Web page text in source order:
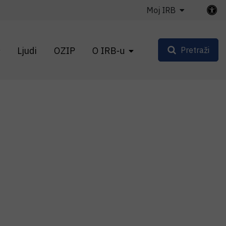
Ljudi OZIP O IRB-u
Moj IRB
Pretraži